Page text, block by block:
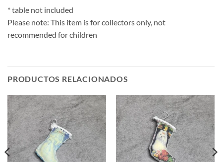
* table not included
Please note: This item is for collectors only, not
recommended for children
PRODUCTOS RELACIONADOS